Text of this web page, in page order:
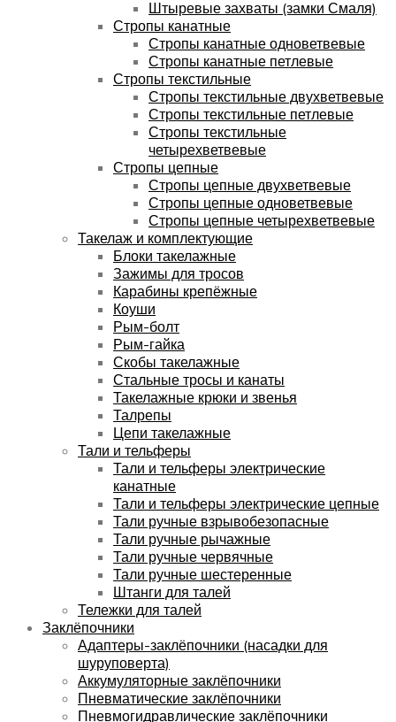
Штыревые захваты (замки Смаля)
Стропы канатные
Стропы канатные одноветвевые
Стропы канатные петлевые
Стропы текстильные
Стропы текстильные двухветвевые
Стропы текстильные петлевые
Стропы текстильные
четырехветвевые
Стропы цепные
Стропы цепные двухветвевые
Стропы цепные одноветвевые
Стропы цепные четырехветвевые
Такелаж и комплектующие
Блоки такелажные
Зажимы для тросов
Карабины крепёжные
Коуши
Рым-болт
Рым-гайка
Скобы такелажные
Стальные тросы и канаты
Такелажные крюки и звенья
Талрепы
Цепи такелажные
Тали и тельферы
Тали и тельферы электрические
канатные
Тали и тельферы электрические цепные
Тали ручные взрывобезопасные
Тали ручные рычажные
Тали ручные червячные
Тали ручные шестеренные
Штанги для талей
Тележки для талей
Заклёпочники
Адаптеры-заклёпочники (насадки для
шуруповерта)
Аккумуляторные заклёпочники
Пневматические заклёпочники
Пневмогидравлические заклёпочники